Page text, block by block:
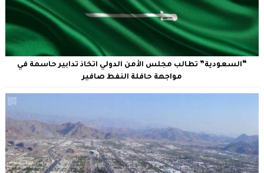
“السعودية” تطالب مجلس الأمن الدولي اتخاذ تدابير حاسمة في
مواجهة حافلة النفط صافير